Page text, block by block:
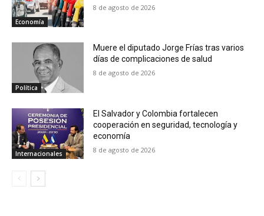
Economía
8 de agosto de 2026
Política
Muere el diputado Jorge Frías tras varios
días de complicaciones de salud
8 de agosto de 2026
Internacionales
El Salvador y Colombia fortalecen
cooperación en seguridad, tecnología y
economía
8 de agosto de 2026